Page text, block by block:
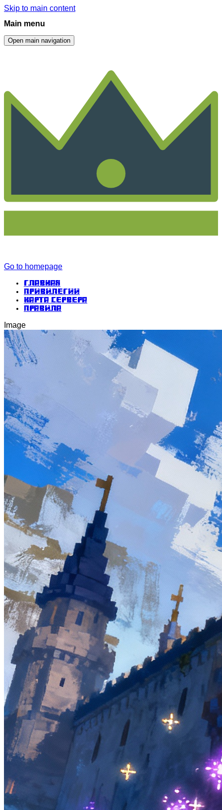
Skip to main content
Main menu
Open main navigation
Go to homepage
Главная
Привилегии
Карта сервера
Правила
Image